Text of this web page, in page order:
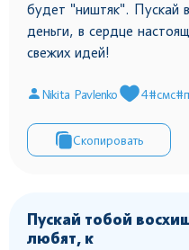
будет "ништяк". Пускай
деньги, в сердце
свежих идей!
Nikita Pavlenko 4#смс
Скопировать
Пускай тобой
любят, к